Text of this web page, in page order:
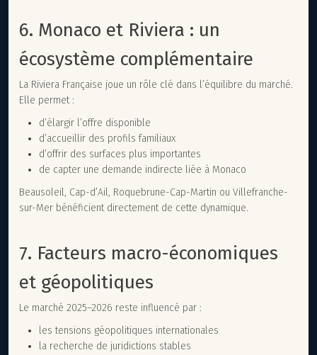
6. Monaco et Riviera : un
écosystème complémentaire
La Riviera Française joue un rôle clé dans l’équilibre du marché.
Elle permet :
d’élargir l’offre disponible
d’accueillir des profils familiaux
d’offrir des surfaces plus importantes
de capter une demande indirecte liée à Monaco
Beausoleil, Cap-d’Ail, Roquebrune-Cap-Martin ou Villefranche-
sur-Mer bénéficient directement de cette dynamique.
7. Facteurs macro-économiques
et géopolitiques
Le marché 2025–2026 reste influencé par :
les tensions géopolitiques internationales
la recherche de juridictions stables